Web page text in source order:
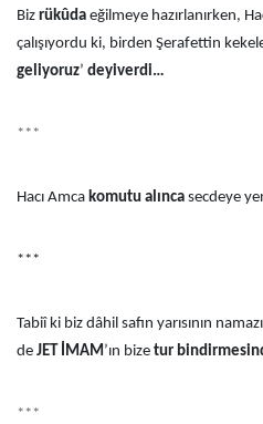
Biz rükûda eğilmeye hazırlanırken,
çalışıyordu ki, birden Şerafettin
geliyoruz’ deyiverdi…
***
Hacı Amca komutu alınca secdeye
***
Tabiî ki biz dâhil safın yarısının namazı
de JET İMAM’ın bize tur
***